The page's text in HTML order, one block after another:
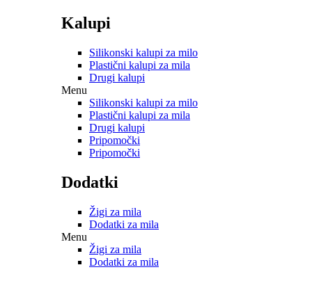
Kalupi
Silikonski kalupi za milo
Plastični kalupi za mila
Drugi kalupi
Menu
Silikonski kalupi za milo
Plastični kalupi za mila
Drugi kalupi
Pripomočki
Pripomočki
Dodatki
Žigi za mila
Dodatki za mila
Menu
Žigi za mila
Dodatki za mila